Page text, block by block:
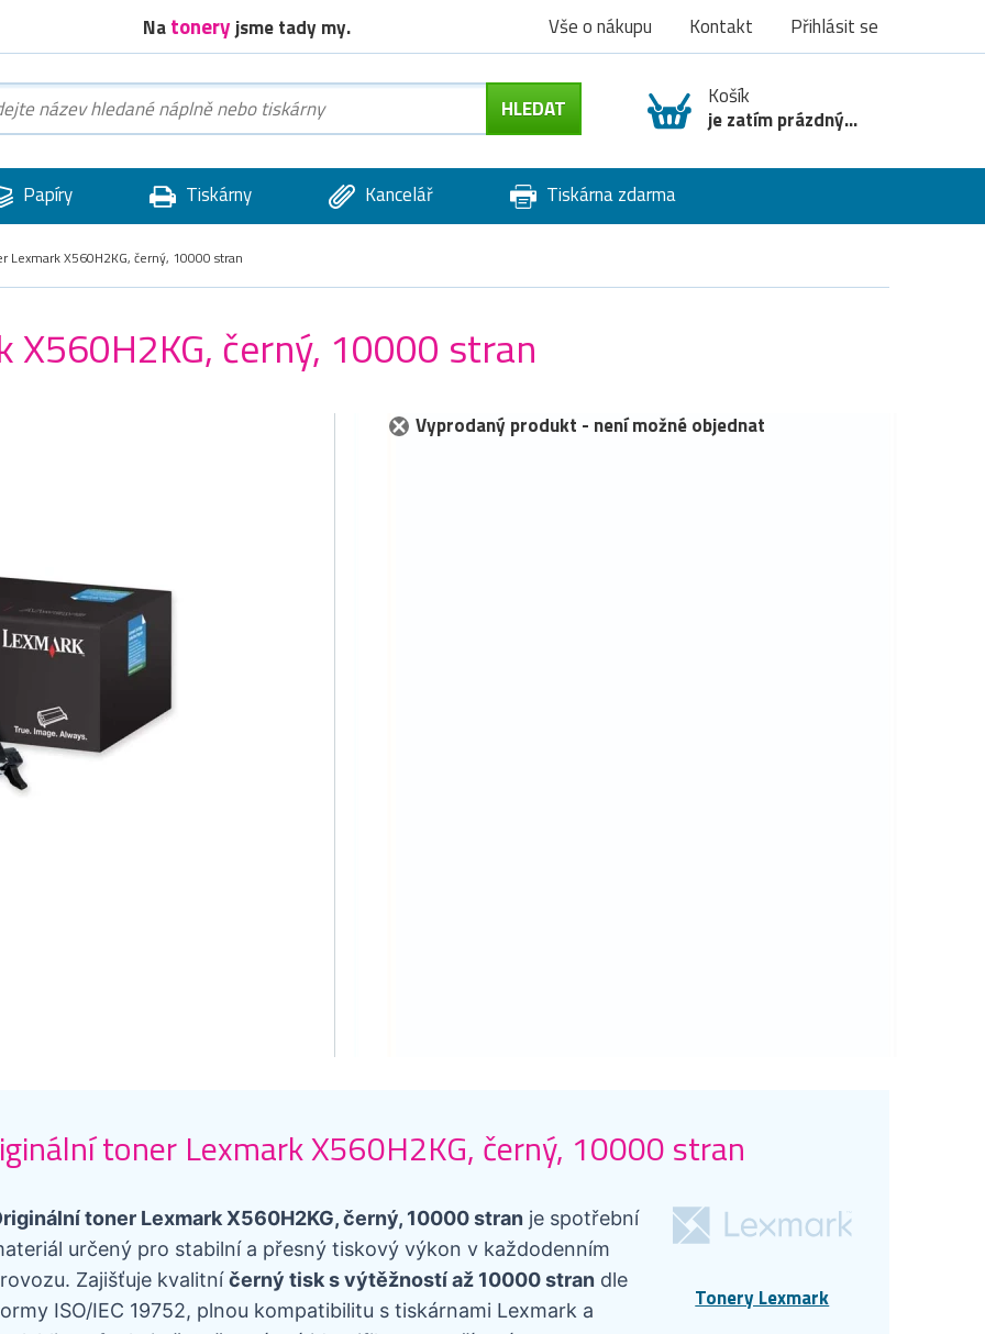
Natoneryjsme tady my. Vše o nákupu Kontakt Přihlásit se
Košík
je zatím prázdný...
Papíry Tiskárny Kancelář Tiskárna zdarma
Lexmark X560H2KG, černý, 10000 stran
černý, 10000 stran
Vyprodaný produkt - není možné objednat
toner Lexmark X560H2KG, černý, 10000 stran
Tonery Lexmark
toner Lexmark X560H2KG, černý, 10000 stran je spotřební
určený pro stabilní a přesný tiskový výkon v každodenním
Zajišťuje kvalitníčerný tisk s výtěžností až 10000 stran dle
ISO/IEC 19752, plnou kompatibilitu s tiskárnami Lexmark a